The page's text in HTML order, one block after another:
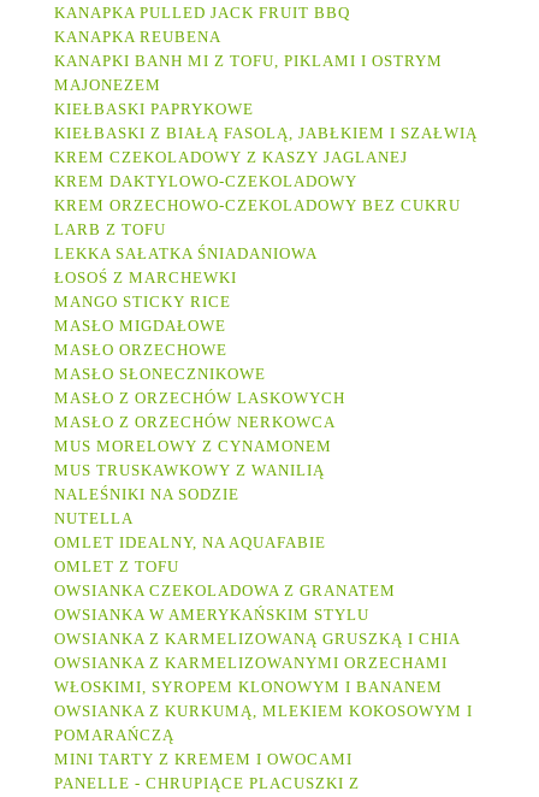
KANAPKA PULLED JACK FRUIT BBQ
KANAPKA REUBENA
KANAPKI BANH MI Z TOFU, PIKLAMI I OSTRYM
MAJONEZEM
KIEŁBASKI PAPRYKOWE
KIEŁBASKI Z BIAŁĄ FASOLĄ, JABŁKIEM I SZAŁWIĄ
KREM CZEKOLADOWY Z KASZY JAGLANEJ
KREM DAKTYLOWO-CZEKOLADOWY
KREM ORZECHOWO-CZEKOLADOWY BEZ CUKRU
LARB Z TOFU
LEKKA SAŁATKA ŚNIADANIOWA
ŁOSOŚ Z MARCHEWKI
MANGO STICKY RICE
MASŁO MIGDAŁOWE
MASŁO ORZECHOWE
MASŁO SŁONECZNIKOWE
MASŁO Z ORZECHÓW LASKOWYCH
MASŁO Z ORZECHÓW NERKOWCA
MUS MORELOWY Z CYNAMONEM
MUS TRUSKAWKOWY Z WANILIĄ
NALEŚNIKI NA SODZIE
NUTELLA
OMLET IDEALNY, NA AQUAFABIE
OMLET Z TOFU
OWSIANKA CZEKOLADOWA Z GRANATEM
OWSIANKA W AMERYKAŃSKIM STYLU
OWSIANKA Z KARMELIZOWANĄ GRUSZKĄ I CHIA
OWSIANKA Z KARMELIZOWANYMI ORZECHAMI
WŁOSKIMI, SYROPEM KLONOWYM I BANANEM
OWSIANKA Z KURKUMĄ, MLEKIEM KOKOSOWYM I
POMARAŃCZĄ
MINI TARTY Z KREMEM I OWOCAMI
PANELLE - CHRUPIĄCE PLACUSZKI Z